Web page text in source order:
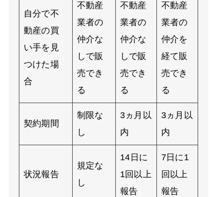
自分で不
動産の買
い手を見
つけた場
合
不動産
業者の
仲介な
しで販
売でき
る
不動産
業者の
仲介な
しで販
売でき
る
不動産
業者の
仲介を
経て販
売でき
る
契約期間
制限な
し
3 ヵ月以
内
3 ヵ月以
内
状況報告
規定な
し
14 日に
1回以上
報告
7 日に1
回以上
報告